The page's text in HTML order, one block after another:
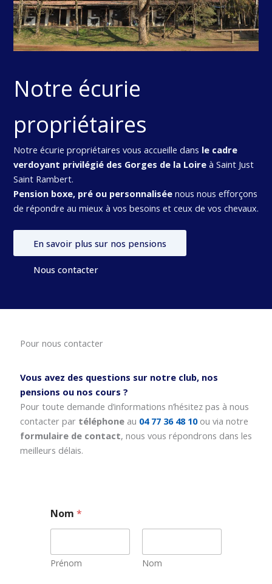
Notre écurie
propriétaires
Notre écurie propriétaires vous accueille dans le cadre
verdoyant privilégié des Gorges de la Loireà Saint Just
Saint Rambert.
Pension boxe, pré ou personnaliséenous nous efforçons
de répondre au mieux à vos besoins et ceux de vos chevaux.
En savoir plus sur nos pensions
Nous contacter
Pour nous contacter
Vous avez des questions sur notre club, nos
pensions ou nos cours ?
Pour toute demande d’informations n’hésitez pas à nous
contacter par téléphoneau 04 77 36 48 10 ou via notre
formulaire de contact, nous vous répondrons dans les
meilleurs délais.
Nom*
Prénom Nom